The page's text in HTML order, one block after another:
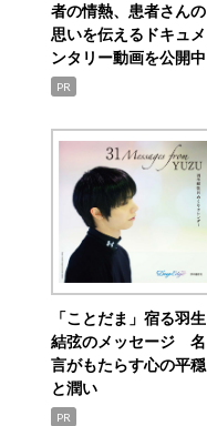
者の情熱、患者さんの
思いを伝えるドキュメ
ンタリー動画を公開中
PR
「ことだま」宿る羽生
結弦のメッセージ 名
言がもたらす心の平穏
と潤い
PR